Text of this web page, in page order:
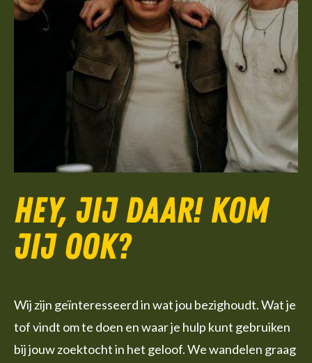
Hey, jij daar! Kom
jij ook?
Wij zijn geïnteresseerd in wat jou bezighoudt. Wat je
tof vindt om te doen en waar je hulp kunt gebruiken
bij jouw zoektocht in het geloof. We wandelen graag